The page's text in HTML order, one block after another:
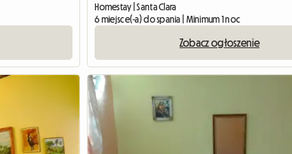
Homestay | Santa Clara
6 miejsce(-a) do spania | Minimum 1 noc
Zobacz ogłoszenie